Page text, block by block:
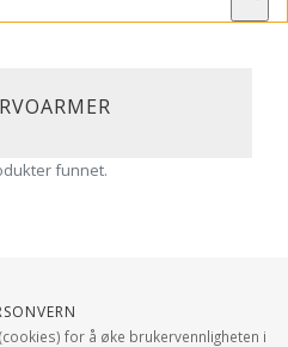
funnet.
for å øke brukervennligheten i